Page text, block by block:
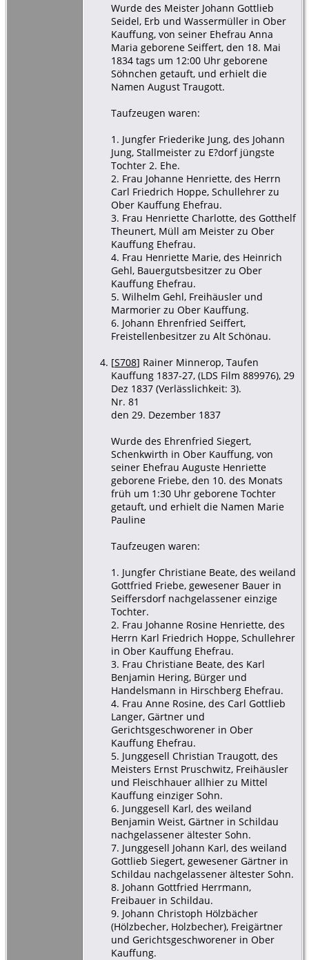
Wurde des Meister Johann Gottlieb
Seidel, Erb und Wassermüller in Ober
Kauffung, von seiner Ehefrau Anna
Maria geborene Seiffert, den 18. Mai
1834 tags um 12:00 Uhr geborene
Söhnchen getauft, und erhielt die
Namen August Traugott.
Taufzeugen waren:
1. Jungfer Friederike Jung, des Johann
Jung, Stallmeister zu E?dorf jüngste
Tochter 2. Ehe.
2. Frau Johanne Henriette, des Herrn
Carl Friedrich Hoppe, Schullehrer zu
Ober Kauffung Ehefrau.
3. Frau Henriette Charlotte, des Gotthelf
Theunert, Müll am Meister zu Ober
Kauffung Ehefrau.
4. Frau Henriette Marie, des Heinrich
Gehl, Bauergutsbesitzer zu Ober
Kauffung Ehefrau.
5. Wilhelm Gehl, Freihäusler und
Marmorier zu Ober Kauffung.
6. Johann Ehrenfried Seiffert,
Freistellenbesitzer zu Alt Schönau.
[S708] Rainer Minnerop, Taufen
Kauffung 1837-27, (LDS Film 889976), 29
Dez 1837 (Verlässlichkeit: 3).
Nr. 81
den 29. Dezember 1837
Wurde des Ehrenfried Siegert,
Schenkwirth in Ober Kauffung, von
seiner Ehefrau Auguste Henriette
geborene Friebe, den 10. des Monats
früh um 1:30 Uhr geborene Tochter
getauft, und erhielt die Namen Marie
Pauline
Taufzeugen waren:
1. Jungfer Christiane Beate, des weiland
Gottfried Friebe, gewesener Bauer in
Seiffersdorf nachgelassener einzige
Tochter.
2. Frau Johanne Rosine Henriette, des
Herrn Karl Friedrich Hoppe, Schullehrer
in Ober Kauffung Ehefrau.
3. Frau Christiane Beate, des Karl
Benjamin Hering, Bürger und
Handelsmann in Hirschberg Ehefrau.
4. Frau Anne Rosine, des Carl Gottlieb
Langer, Gärtner und
Gerichtsgeschworener in Ober
Kauffung Ehefrau.
5. Junggesell Christian Traugott, des
Meisters Ernst Pruschwitz, Freihäusler
und Fleischhauer allhier zu Mittel
Kauffung einziger Sohn.
6. Junggesell Karl, des weiland
Benjamin Weist, Gärtner in Schildau
nachgelassener ältester Sohn.
7. Junggesell Johann Karl, des weiland
Gottlieb Siegert, gewesener Gärtner in
Schildau nachgelassener ältester Sohn.
8. Johann Gottfried Herrmann,
Freibauer in Schildau.
9. Johann Christoph Hölzbächer
(Hölzbecher, Holzbecher), Freigärtner
und Gerichtsgeschworener in Ober
Kauffung.